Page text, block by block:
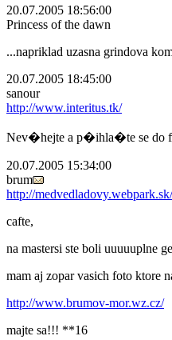
20.07.2005 18:56:00
Princess of the dawn
...napriklad uzasna grindova
20.07.2005 18:45:00
sanour
http://www.interitus.tk/
Nev�hejte a p�ihla�te se
20.07.2005 15:34:00
brum
http://medvedladovy.webpark.sk/
cafte,
na mastersi ste boli uuuuuplne
mam aj zopar vasich foto ktore
http://www.brumov-mor.wz.cz/
majte sa!!! **16